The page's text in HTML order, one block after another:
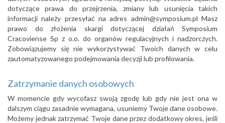
dotyczące prawa do przejrzenia, zmiany lub usunięcia takich
informacji należy przesyłać na adres admin@symposium.pl Masz
prawo do złożenia skargi dotyczącej działań Symposium
Cracoviense Sp z o.o. do organów regulacyjnych i nadzorczych.
Zobowiązujemy się nie wykorzystywać Twoich danych w celu
zautomatyzowanego podejmowania decyzji lub profilowania.
Zatrzymanie danych osobowych
W momencie gdy wycofasz swoją zgodę lub gdy nie jest ona w
dalszym ciągu zasadnie wymagana, usuniemy Twoje dane osobowe.
Możemy jednak zatrzymać Twoje dane przez dodatkowy okres, jeśli